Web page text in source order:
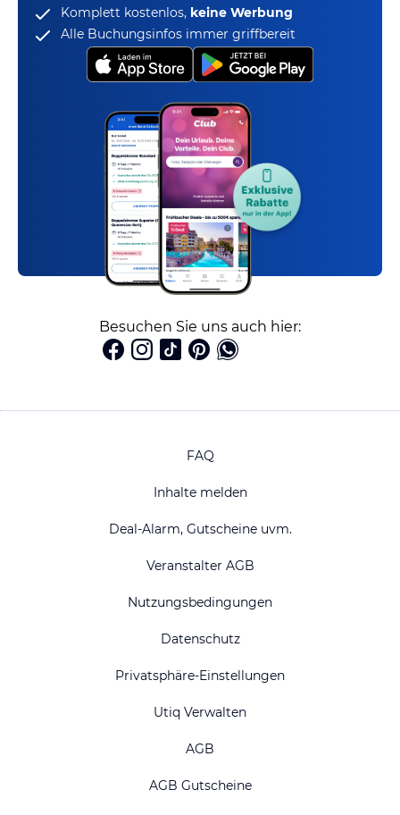
Komplett kostenlos, keine Werbung
Alle Buchungsinfos immer griffbereit
Besuchen Sie uns auch hier:
FAQ
Inhalte melden
Deal-Alarm, Gutscheine uvm.
Veranstalter AGB
Nutzungsbedingungen
Datenschutz
Privatsphäre-Einstellungen
Utiq Verwalten
AGB
AGB Gutscheine